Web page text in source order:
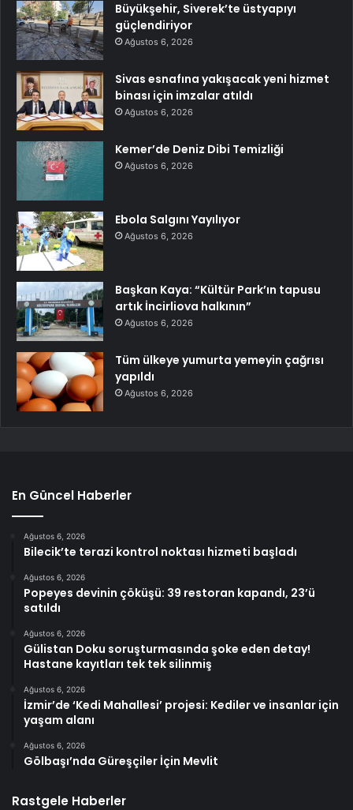
Büyükşehir, Siverek’te üstyapıyı
güçlendiriyor
Ağustos 6, 2026
Sivas esnafına yakışacak yeni hizmet
binası için imzalar atıldı
Ağustos 6, 2026
Kemer’de Deniz Dibi Temizliği
Ağustos 6, 2026
Ebola Salgını Yayılıyor
Ağustos 6, 2026
Başkan Kaya: “Kültür Park’ın tapusu
artık İncirliova halkının”
Ağustos 6, 2026
Tüm ülkeye yumurta yemeyin çağrısı
yapıldı
Ağustos 6, 2026
En Güncel Haberler
Ağustos 6, 2026
Bilecik’te terazi kontrol noktası hizmeti başladı
Ağustos 6, 2026
Popeyes devinin çöküşü: 39 restoran kapandı, 23’ü
satıldı
Ağustos 6, 2026
Gülistan Doku soruşturmasında şoke eden detay!
Hastane kayıtları tek tek silinmiş
Ağustos 6, 2026
İzmir’de ‘Kedi Mahallesi’ projesi: Kediler ve insanlar için
yaşam alanı
Ağustos 6, 2026
Gölbaşı’nda Güreşçiler İçin Mevlit
Rastgele Haberler